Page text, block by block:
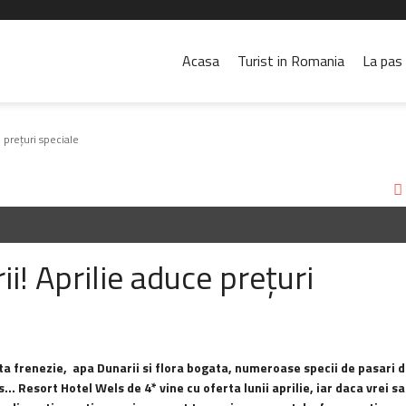
Acasa Turist in Romania La
prețuri speciale
Aprilie aduce prețuri
frenezie, apa Dunarii si flora bogata, numeroase specii de pasari
Resort Hotel Wels de 4* vine cu oferta lunii aprilie, iar daca vrei